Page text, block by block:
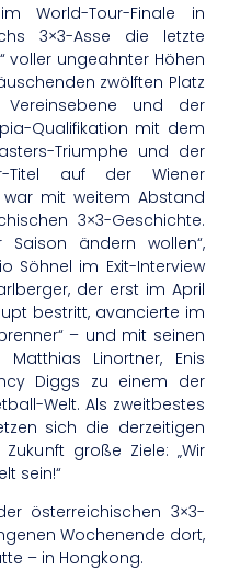
World-Tour-Finale in
3×3-Asse die letzte
voller ungeahnter Höhen
zwölften Platz
und der
Qualifikation mit dem
Triumphe und der
Titel auf der Wiener
war mit weitem Abstand
3×3-Geschichte.
ändern wollen“,
Söhnel im Exit-Interview
der erst im April
bestritt, avancierte im
– und mit seinen
Matthias Linortner, Enis
Diggs zu einem der
Welt. Als zweitbestes
sich die derzeitigen
große Ziele: „Wir
sein!“
österreichischen 3×3-
Wochenende dort,
– in Hongkong.